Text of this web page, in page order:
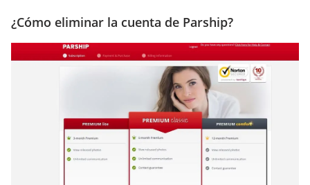
¿Cómo eliminar la cuenta de Parship?